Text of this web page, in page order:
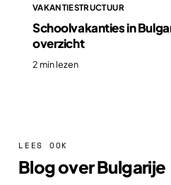
VAKANTIESTRUCTUUR
Schoolvakanties in
overzicht
2 min lezen
LEES OOK
Blog over Bulgarije